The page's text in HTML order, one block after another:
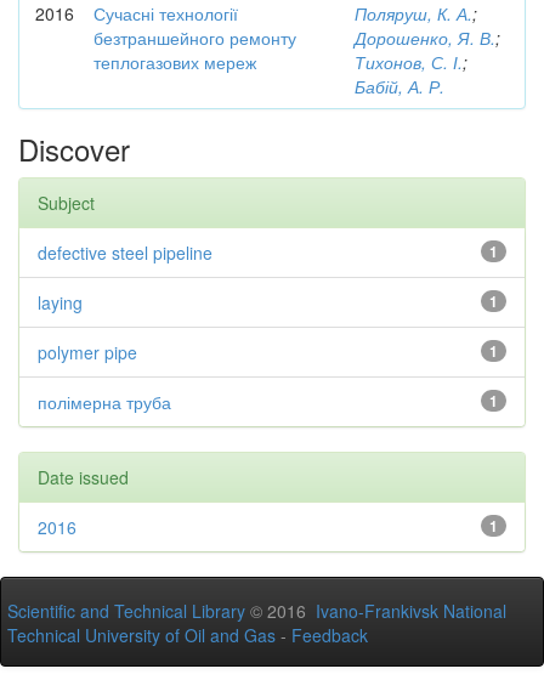
2016
Сучасні технології
безтраншейного ремонту
теплогазових мереж
Поляруш, К. А.;
Дорошенко, Я. В.;
Тихонов, С. І.;
Бабій, А. Р.
Discover
Subject
1
defective steel pipeline
1
laying
1
polymer pipe
1
полімерна труба
Date issued
1
2016
Scientific and Technical Library © 2016 Ivano-Frankivsk National
Technical University of Oil and Gas - Feedback